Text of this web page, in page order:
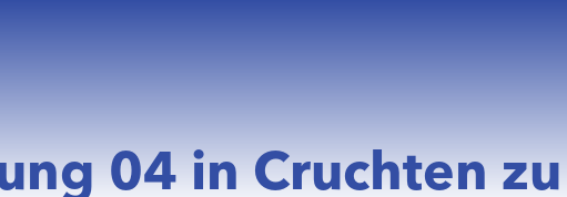
04 in Cruchten